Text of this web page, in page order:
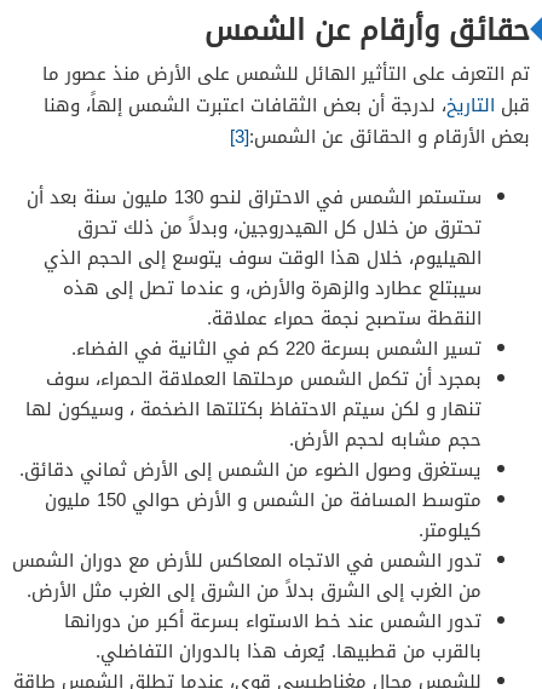
حقائق وأرقام عن الشمس
تم التعرف على التأثير الهائل للشمس على الأرض منذ عصور ما
قبل التاريخ، لدرجة أن بعض الثقافات اعتبرت الشمس إلهاً، وهنا
بعض الأرقام و الحقائق عن الشمس:[3]
ستستمر الشمس في الاحتراق لنحو 130 مليون سنة بعد أن
تحترق من خلال كل الهيدروجين، وبدلاً من ذلك تحرق
الهيليوم، خلال هذا الوقت سوف يتوسع إلى الحجم الذي
سيبتلع عطارد والزهرة والأرض، و عندما تصل إلى هذه
النقطة ستصبح نجمة حمراء عملاقة.
تسير الشمس بسرعة 220 كم في الثانية في الفضاء.
بمجرد أن تكمل الشمس مرحلتها العملاقة الحمراء، سوف
تنهار و لكن سيتم الاحتفاظ بكتلتها الضخمة ، وسيكون لها
حجم مشابه لحجم الأرض.
يستغرق وصول الضوء من الشمس إلى الأرض ثماني دقائق.
متوسط ​​المسافة من الشمس و الأرض حوالي 150 مليون
كيلومتر.
تدور الشمس في الاتجاه المعاكس للأرض مع دوران الشمس
من الغرب إلى الشرق بدلاً من الشرق إلى الغرب مثل الأرض.
تدور الشمس عند خط الاستواء بسرعة أكبر من دورانها
بالقرب من قطبيها. يُعرف هذا بالدوران التفاضلي.
للشمس مجال مغناطيسي قوي، عندما تطلق الشمس طاقة